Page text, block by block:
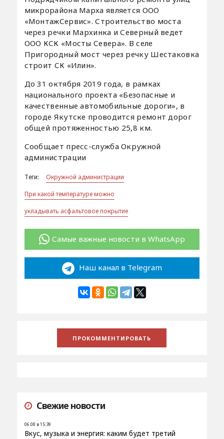
микрорайона Марха является ООО
«МонтажСервис». Строительство моста
через речки Мархинка и Северный ведет
ООО КСК «Мосты Севера». В селе
Пригородный мост через речку Шестаковка
строит СК «Илин».
До 31 октября 2019 года, в рамках
национального проекта «Безопасные и
качественные автомобильные дороги», в
городе Якутске проводится ремонт дорог
общей протяженностью 25,8 км.
Сообщает пресс-служба Окружной
администрации
Теги:
Окружной администрации
При какой температуре можно
укладывать асфальтовое покрытие
Самые важные новости в WhatsApp
Наш канал в Telegram
Свежие новости
06.08 в 15:39
Вкус, музыка и энергия: каким будет третий